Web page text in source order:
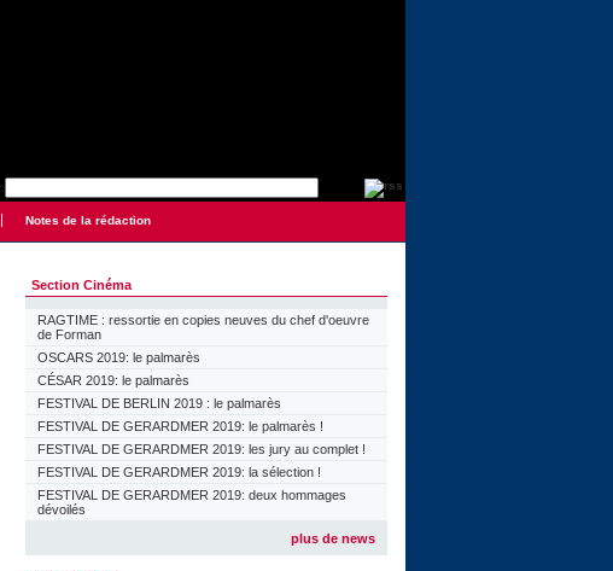
Notes de la rédaction
Section Cinéma
RAGTIME : ressortie en copies neuves du chef d'oeuvre
de Forman
OSCARS 2019: le palmarès
CÉSAR 2019: le palmarès
FESTIVAL DE BERLIN 2019 : le palmarès
FESTIVAL DE GERARDMER 2019: le palmarès !
FESTIVAL DE GERARDMER 2019: les jury au complet !
FESTIVAL DE GERARDMER 2019: la sélection !
FESTIVAL DE GERARDMER 2019: deux hommages
dévoilés
plus de news